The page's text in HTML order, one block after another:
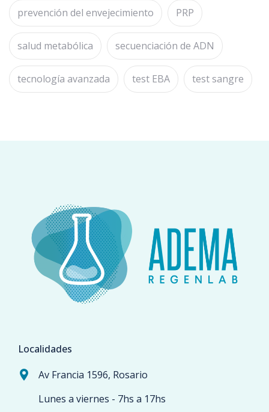
prevención del envejecimiento PRP
salud metabólica secuenciación de ADN
tecnología avanzada test EBA test sangre
Localidades
Av Francia 1596, Rosario
Lunes a viernes - 7hs a 17hs